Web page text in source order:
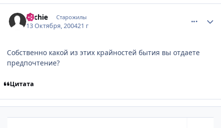
Archie Старожилы
13 Октября, 200421 г
Собственно какой из этих крайностей бытия вы отдаете
предпочтение?
Цитата